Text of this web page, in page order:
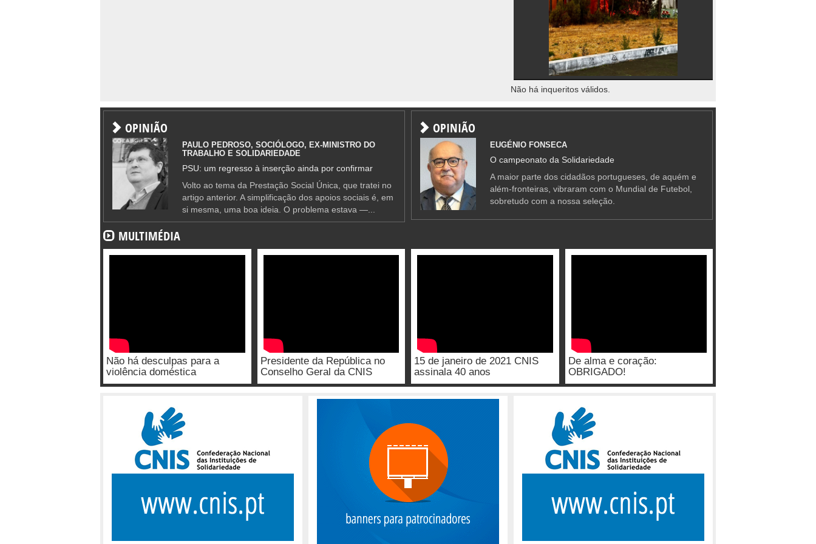
Não há inqueritos válidos.
OPINIÃO
PAULO PEDROSO, SOCIÓLOGO, EX-MINISTRO DO
TRABALHO E SOLIDARIEDADE
PSU: um regresso à inserção ainda por confirmar
Volto ao tema da Prestação Social Única, que tratei no
artigo anterior. A simplificação dos apoios sociais é, em
si mesma, uma boa ideia. O problema estava —...
OPINIÃO
EUGÉNIO FONSECA
O campeonato da Solidariedade
A maior parte dos cidadãos portugueses, de aquém e
além-fronteiras, vibraram com o Mundial de Futebol,
sobretudo com a nossa seleção.
MULTIMÉDIA
Não há desculpas para a
violência doméstica
Presidente da República no
Conselho Geral da CNIS
15 de janeiro de 2021 CNIS
assinala 40 anos
De alma e coração:
OBRIGADO!